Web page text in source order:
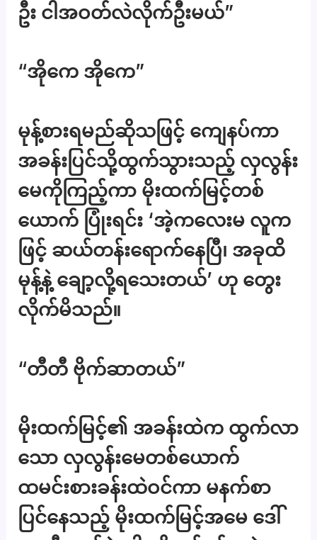
ဦး ငါအဝတ်လဲလိုက်ဦးမယ်”
“အိုကေ အိုကေ”
မုန့်စားရမည်ဆိုသဖြင့် ကျေနပ်ကာ
အခန်းပြင်သို့ထွက်သွားသည့် လှလွန်း
မေကိုကြည့်ကာ မိုးထက်မြင့်တစ်
ယောက် ပြုံးရင်း ‘အဲ့ကလေးမ လူက
ဖြင့် ဆယ်တန်းရောက်နေပြီ၊ အခုထိ
မုန့်နဲ့​ ချော့လို့ရသေးတယ်’ ဟု တွေး
လိုက်မိသည်။
“တီတီ ဗိုက်ဆာတယ်”
မိုးထက်မြင့်၏ အခန်းထဲက ထွက်လာ​
သော လှလွန်း​မေတစ်ယောက်
ထမင်းစားခန်းထဲဝင်ကာ မနက်စာ
ပြင်နေသည့် မိုးထက်မြင့်အမေ ဒေါ်